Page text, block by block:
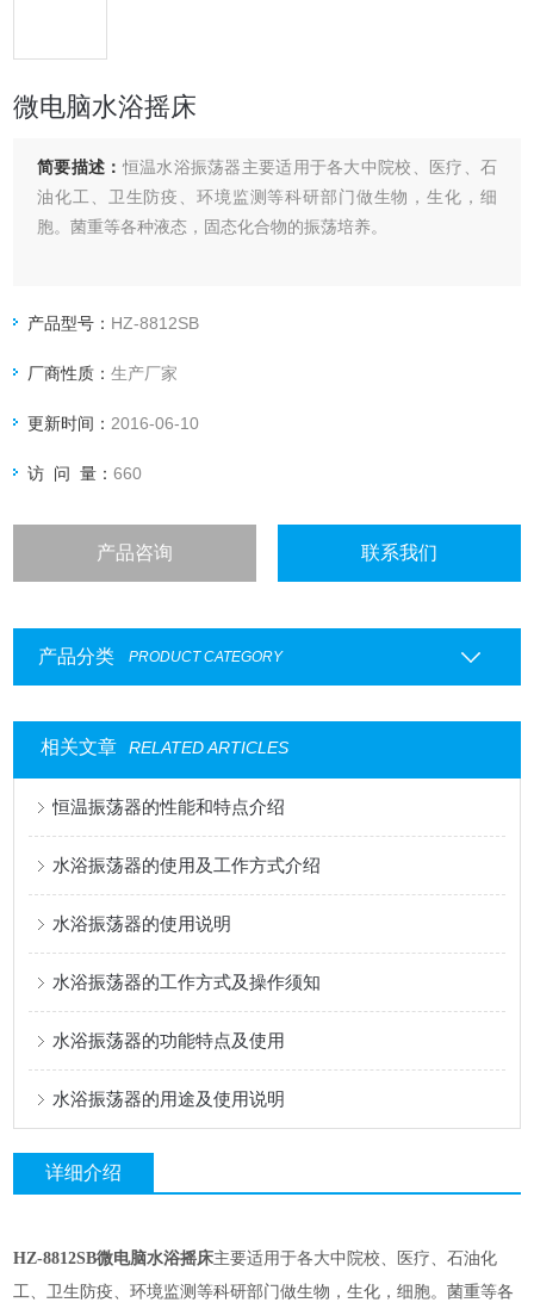
微电脑水浴摇床
简要描述：恒温水浴振荡器主要适用于各大中院校、医疗、石
油化工、卫生防疫、环境监测等科研部门做生物，生化，细
胞。菌重等各种液态，固态化合物的振荡培养。
产品型号： HZ-8812SB
厂商性质：生产厂家
更新时间： 2016-06-10
访 问 量：660
产品咨询 联系我们
产品分类 PRODUCT CATEGORY
相关文章 RELATED ARTICLES
恒温振荡器的性能和特点介绍
水浴振荡器的使用及工作方式介绍
水浴振荡器的使用说明
水浴振荡器的工作方式及操作须知
水浴振荡器的功能特点及使用
水浴振荡器的用途及使用说明
详细介绍
HZ-8812SB微电脑水浴摇床主要适用于各大中院校、医疗、石油化
工、卫生防疫、环境监测等科研部门做生物，生化，细胞。菌重等各